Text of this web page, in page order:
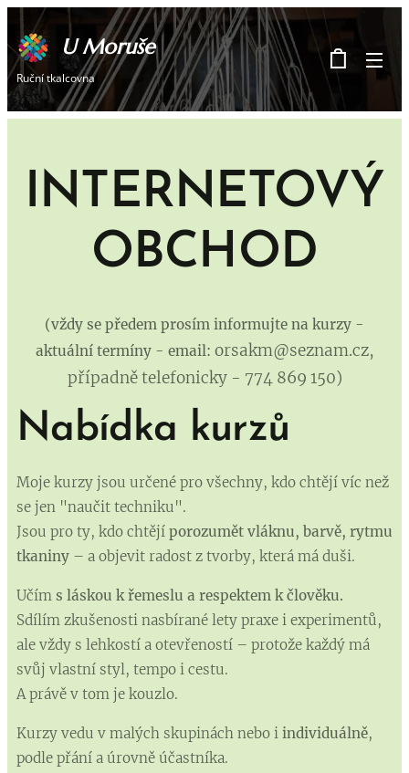
U Moruše
Ruční tkalcovna
INTERNETOVÝ
OBCHOD
(vždy se předem prosím informujte na kurzy -
aktuální termíny - email: orsakm@seznam.cz,
případně telefonicky - 774 869 150)
Nabídka kurzů
Moje kurzy jsou určené pro všechny, kdo chtějí víc než
se jen "naučit techniku".
Jsou pro ty, kdo chtějí porozumět vláknu, barvě, rytmu
tkaniny – a objevit radost z tvorby, která má duši.
Učím s láskou k řemeslu a respektem k člověku.
Sdílím zkušenosti nasbírané lety praxe i experimentů,
ale vždy s lehkostí a otevřeností – protože každý má
svůj vlastní styl, tempo i cestu.
A právě v tom je kouzlo.
Kurzy vedu v malých skupinách nebo i individuálně,
podle přání a úrovně účastníka.